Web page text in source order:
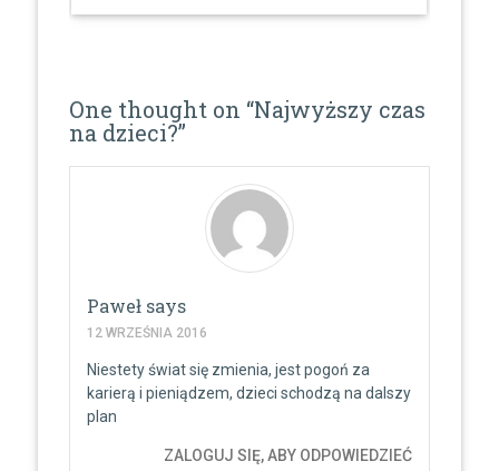
One thought on “Najwyższy czas
na dzieci?”
Paweł says
12 WRZEŚNIA 2016
Niestety świat się zmienia, jest pogoń za
karierą i pieniądzem, dzieci schodzą na dalszy
plan
ZALOGUJ SIĘ, ABY ODPOWIEDZIEĆ